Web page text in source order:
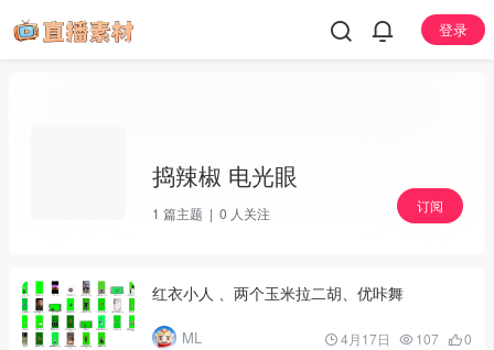
登录
捣辣椒 电光眼
1 篇主题 | 0 人关注 订阅
红衣小人 、两个玉米拉二胡、优咔舞
ML 4月17日 107 0